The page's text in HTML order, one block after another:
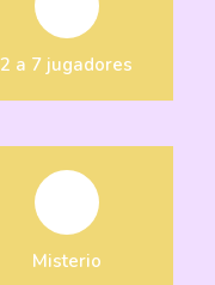
2 a 7 jugadores
Misterio